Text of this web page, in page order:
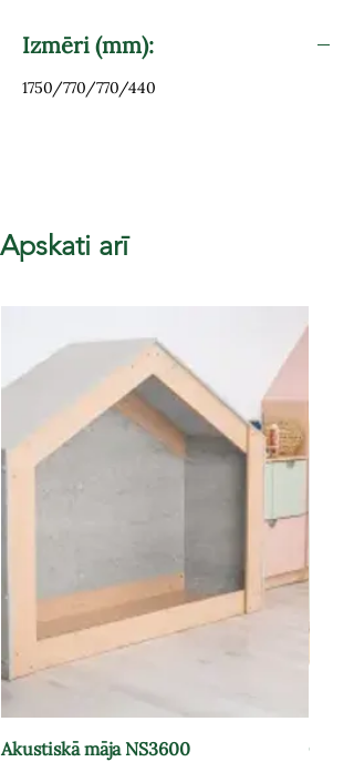
Izmēri (mm):
1750/770/770/440
Apskati arī
Akustiskā māja NS3600